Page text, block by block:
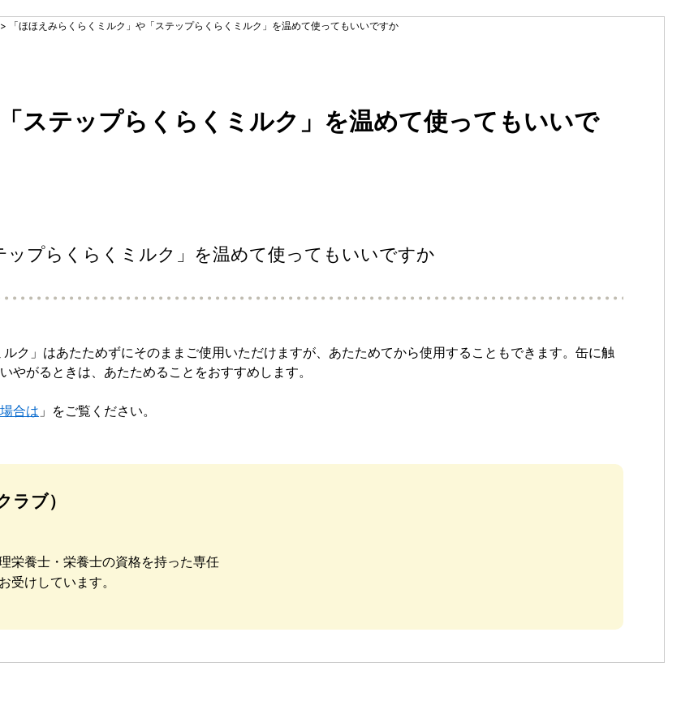
> 「ほほえみらくらくミルク」や「ステップらくらくミルク」を温めて使ってもいいですか
ステップらくらくミルク」を温めて使ってもいいで
ップらくらくミルク」を温めて使ってもいいですか
ク」はあたためずにそのままご使用いただけますが、あたためてから使用することもできます。缶に触
がるときは、あたためることをおすすめします。
合は 」をご覧ください。
ラブ）
栄養士・栄養士の資格を持った専任
受けしています。